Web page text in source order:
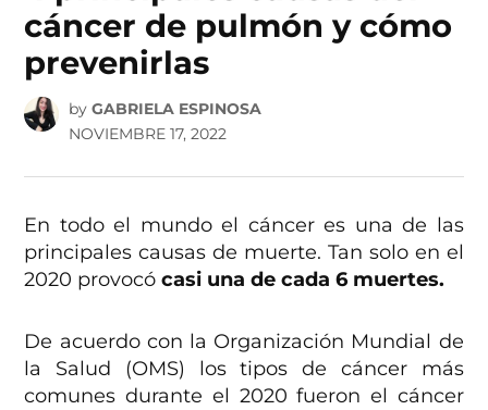
cáncer de pulmón y cómo
prevenirlas
by GABRIELA ESPINOSA
NOVIEMBRE 17, 2022
En todo el mundo el cáncer es una de las
principales causas de muerte. Tan solo en el
2020 provocó casi una de cada 6 muertes.
De acuerdo con la Organización Mundial de
la Salud (OMS) los tipos de cáncer más
comunes durante el 2020 fueron el cáncer